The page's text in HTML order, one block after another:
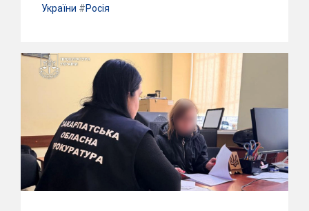
України #Росія